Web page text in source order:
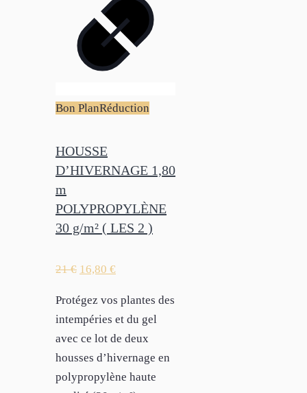
Bon PlanRéduction
HOUSSE
D’HIVERNAGE 1,80
m
POLYPROPYLÈNE
30 g/m² ( LES 2 )
21€ 16,80 €
Protégez vos plantes des
intempéries et du gel
avec ce lot de deux
housses d’hivernage en
polypropylène haute